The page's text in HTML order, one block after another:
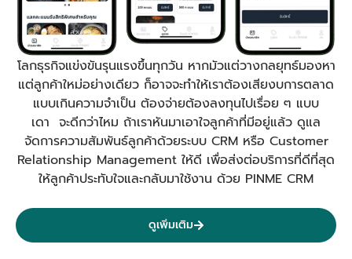
โลกธุรกิจแข่งขันรุนแรงขึ้นทุกวัน หากมัวแต่วางกลยุทธ์มองหา
แต่ลูกค้าใหม่อย่างเดียว ก็อาจจะทำให้เราต้องเสียงบการตลาด
แบบเกินความจำเป็น ต้องจ่ายต้องลงทุนไปเรื่อย ๆ แบบ
เดา จะดีกว่าไหม ถ้าเราหันมาเอาใจลูกค้าที่มีอยู่แล้ว ดูแล
จัดการความสัมพันธ์ลูกค้าด้วยระบบ CRM หรือ Customer
Relationship Management ให้ดี เพื่อส่งต่อบริการที่ดีที่สุด
ให้ลูกค้าประทับใจและกลับมาใช้งาน ด้วย PINME CRM
ดูเพิ่มเติม